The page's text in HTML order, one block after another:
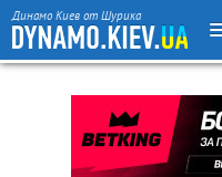
Динамо Киев от Шурика